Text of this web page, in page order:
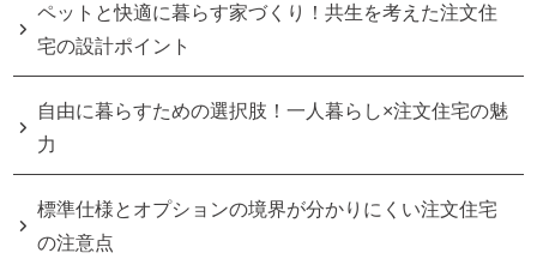
ペットと快適に暮らす家づくり！共生を考えた注文住
宅の設計ポイント
自由に暮らすための選択肢！一人暮らし×注文住宅の魅
力
標準仕様とオプションの境界が分かりにくい注文住宅
の注意点